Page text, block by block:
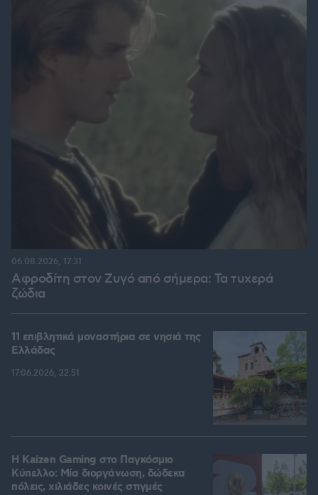
Αφροδίτη στον Ζυγό από σήμερα: Τα τυχερά
ζώδια
06.08.2026, 17:31
11 επιβλητικά μοναστήρια σε νησιά της
Ελλάδας
17.06.2026, 22:51
H Kaizen Gaming στο Παγκόσμιο
Kύπελλο: Μία διοργάνωση, δώδεκα
πόλεις, χιλιάδες κοινές στιγμές